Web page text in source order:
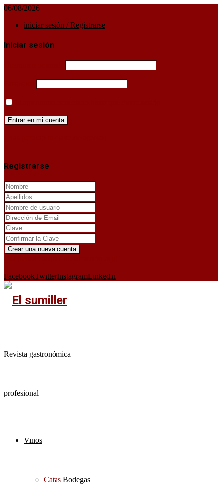
06/08/2026
iniciar sesión / Registrarse
Iniciar sesión
Registrarse
FacebookTwitterInstagramLinkedin
Revista gastronómica
profesional
Vinos
Catas Bodegas